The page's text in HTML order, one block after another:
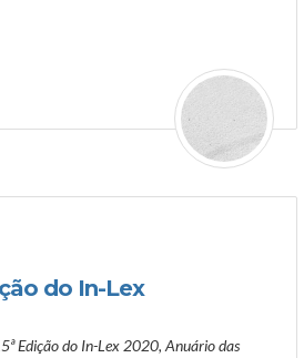
do In-Lex
Edição do In-Lex 2020, Anuário das